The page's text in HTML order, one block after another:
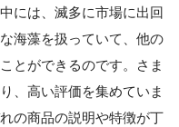
には、滅多に市場に出回
海藻を扱っていて、他の
とができるのです。さま
、高い評価を集めていま
の商品の説明や特徴が丁